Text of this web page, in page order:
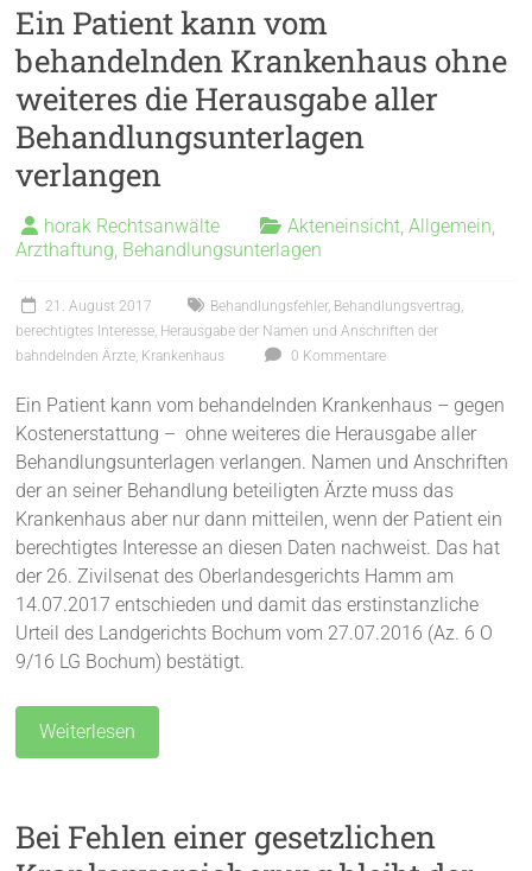
Ein Patient kann vom
behandelnden Krankenhaus ohne
weiteres die Herausgabe aller
Behandlungsunterlagen
verlangen
horak Rechtsanwälte Akteneinsicht ,Allgemein
Arzthaftung Behandlungsunterlagen
21. August 2017 Behandlungsfehler, Behandlungsvertrag
berechtigtes Interesse Herausgabe der Namen und Anschriften der
bahndelnden Ärzte Krankenhaus 0 Kommentare
Ein Patient kann vom behandelnden Krankenhaus – gegen
Kostenerstattung – ohne weiteres die Herausgabe aller
Behandlungsunterlagen verlangen. Namen und Anschriften
der an seiner Behandlung beteiligten Ärzte muss das
Krankenhaus aber nur dann mitteilen, wenn der Patient ein
berechtigtes Interesse an diesen Daten nachweist. Das hat
der 26. Zivilsenat des Oberlandesgerichts Hamm am
14.07.2017 entschieden und damit das erstinstanzliche
Urteil des Landgerichts Bochum vom 27.07.2016 (Az. 6 O
9/16 LG Bochum) bestätigt.
Weiterlesen
Bei Fehlen einer gesetzlichen